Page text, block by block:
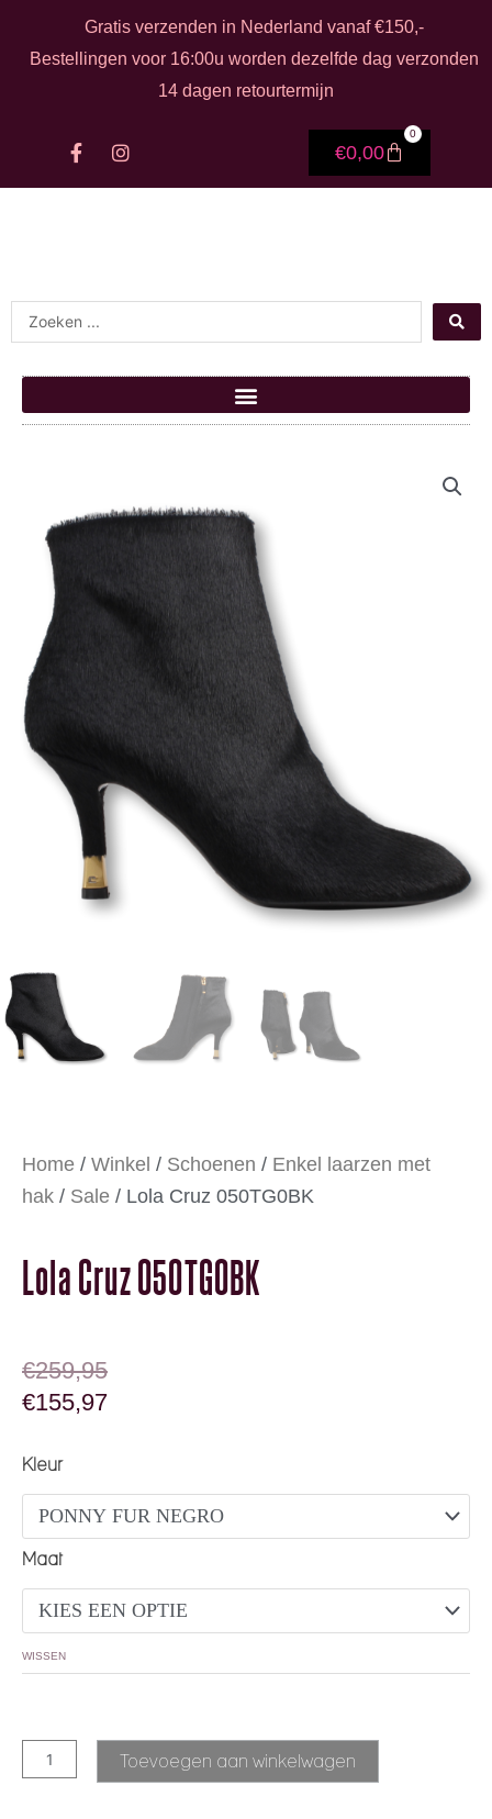
Ga naar de inhoud
Gratis verzenden in Nederland vanaf €150,-
Bestellingen voor 16:00u worden dezelfde dag verzonden
14 dagen retourtermijn
F
a
-
f
I
n
m
€0,00
0
Search ...
Home / Winkel / Schoenen / Enkel laarzen met
hak / Sale / Lola Cruz 050TG0BK
Lola Cruz 050TG0BK
€259,95
OORSPRONKELIJKE PRIJS WAS:
€155,97
HUIDIGE PRIJS IS: €155,97.
Kleur
Maat
WISSEN
Lola Cruz 050TG0BK aantal
Toevoegen aan winkelwagen